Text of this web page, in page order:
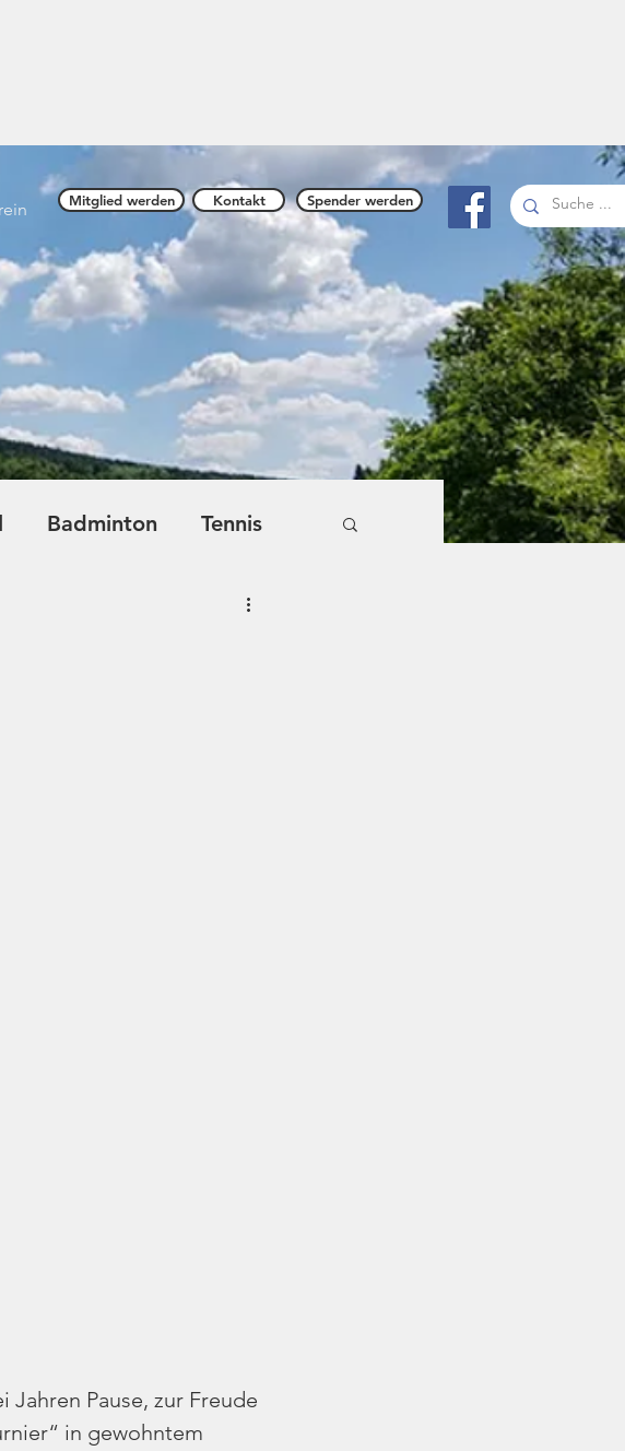
Mitglied werden Kontakt Spender werden
Badminton Tennis
Pause, zur Freude
in gewohntem